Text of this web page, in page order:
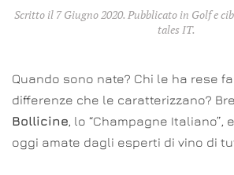
Scritto il 7 Giugno 2020. Pubblicato in Golf e
tales IT.
Quando sono nate? Chi le ha rese
differenze che le caratterizzano?
Bollicine, lo “Champagne Italiano”,
oggi amate dagli esperti di vino di